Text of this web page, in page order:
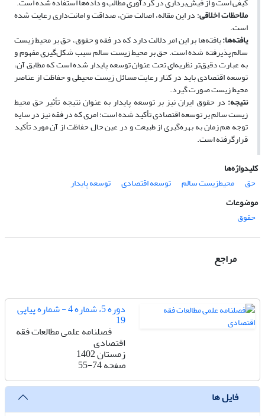
ملاحظات اخلاقی: در این مقاله، اصالت متن، صداقت و امانت‌داری رعایت شده
است.
یافته‌ها:یافته‌ها بر این امر دلالت دارد که در فقه و حقوق، حق بر محیط‌ زیست
سالم پذیرفته ‌شده است. حق بر محیط‌ زیست سالم سبب شکل‌گیری مفهوم و
به عبارت دقیق‌تر نظریه‌ای تحت عنوان توسعه پایدار شده است که مطابق آن،
توسعه اقتصادی باید در کنار رعایت مسائل زیست‌ محیطی و حفاظت از عناصر
محیط‌ زیست صورت گیرد.
نتیجه‌: در حقوق ایران نیز بر توسعه پایدار به‌ عنوان نتیجه تأثیر حق محیط
‌زیست سالم بر توسعه اقتصادی تأکید شده است؛ امری که در فقه نیز در سایه
توجه هم‌ زمان به بهره‌گیری از طبیعت و در عین‌ حال حفاظت از آن مورد تأکید
قرارگرفته است.
کلیدواژه‌ها
حق
محیط‌زیست سالم توسعه اقتصادی
توسعه پایدار
موضوعات
حقوق
مراجع
دوره 5، شماره 4 - شماره پیاپی
19
فصلنامه علمی مطالعات فقه
اقتصادی
زمستان 1402
صفحه55-74
فایل ها